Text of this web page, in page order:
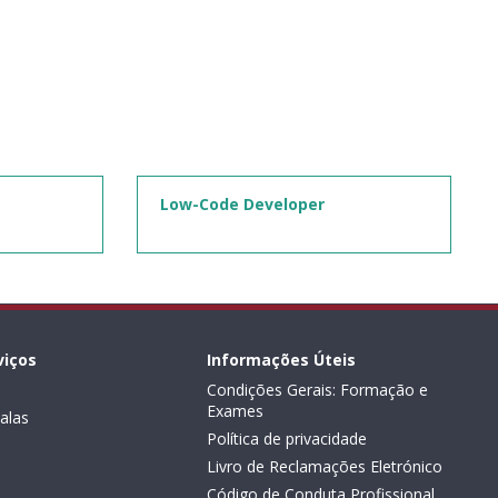
Low-Code Developer
Informações Úteis
Condições Gerais: Formação e
Exames
Política de privacidade
Livro de Reclamações Eletrónico